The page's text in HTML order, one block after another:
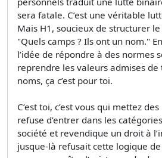
sera fatale. C’est une véritable
Mais H1, soucieux de structurer
"Quels camps ? Ils ont un nom."
l’idée de répondre à des normes
reprendre les valeurs admises de
noms, ça c’est pour toi.
C’est toi, c’est vous qui mettez
refuse d’entrer dans les
société et revendique un droit à
jusque-là refusait cette logique